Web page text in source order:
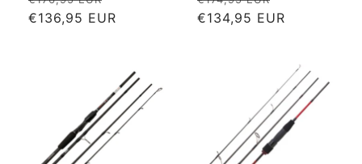
habitual
de
€136,95 EUR
habitual
de
€134,95 EUR